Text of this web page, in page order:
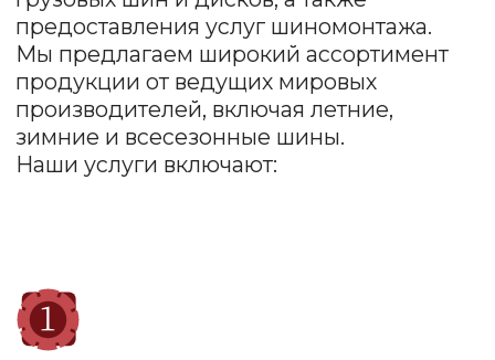
Продажа шин и
дисков
и размеры, чтобы удовлетворить
потребности каждого клиента. У нас есть как
бюджетные варианты, так и премиум-
Шиномонтаж
Наша команда профессионалов обеспечит
качественный монтаж и демонтаж шин,
балансировку колес и проверку состояния